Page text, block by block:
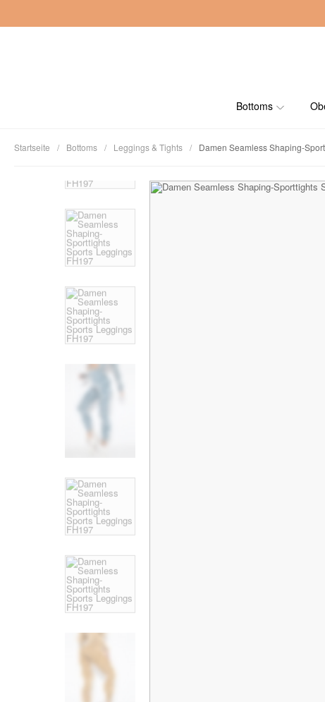
Bottoms
Startseite Bottoms Leggings & Tights Damen Seamless Shaping-